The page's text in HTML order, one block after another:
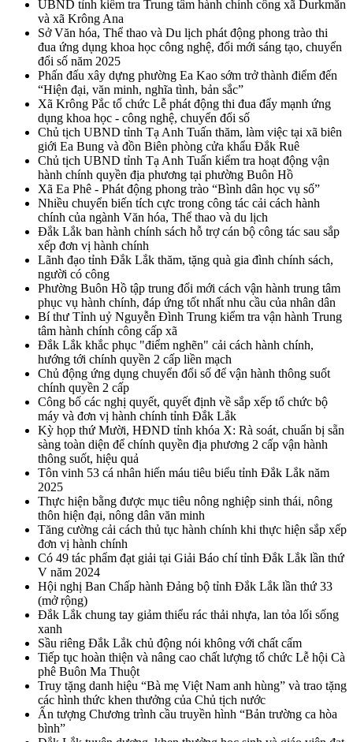
UBND tỉnh kiểm tra Trung tâm hành chính công xã Durkmăn
và xã Krông Ana
Sở Văn hóa, Thể thao và Du lịch phát động phong trào thi
đua ứng dụng khoa học công nghệ, đổi mới sáng tạo, chuyển
đổi số năm 2025
Phấn đấu xây dựng phường Ea Kao sớm trở thành điểm đến
“Hiện đại, văn minh, nghĩa tình, bản sắc”
Xã Krông Pắc tổ chức Lễ phát động thi đua đẩy mạnh ứng
dụng khoa học - công nghệ, chuyển đổi số
Chủ tịch UBND tỉnh Tạ Anh Tuấn thăm, làm việc tại xã biên
giới Ea Bung và đồn Biên phòng cửa khẩu Đắk Ruê
Chủ tịch UBND tỉnh Tạ Anh Tuấn kiểm tra hoạt động vận
hành chính quyền địa phương tại phường Buôn Hồ
Xã Ea Phê - Phát động phong trào “Bình dân học vụ số”
Nhiều chuyển biến tích cực trong công tác cải cách hành
chính của ngành Văn hóa, Thể thao và du lịch
Đắk Lắk ban hành chính sách hỗ trợ cán bộ công tác sau sắp
xếp đơn vị hành chính
Lãnh đạo tỉnh Đắk Lắk thăm, tặng quà gia đình chính sách,
người có công
Phường Buôn Hồ tập trung đổi mới cách vận hành trung tâm
phục vụ hành chính, đáp ứng tốt nhất nhu cầu của nhân dân
Bí thư Tỉnh uỷ Nguyễn Đình Trung kiểm tra vận hành Trung
tâm hành chính công cấp xã
Đắk Lắk khắc phục "điểm nghẽn" cải cách hành chính,
hướng tới chính quyền 2 cấp liền mạch
Chủ động ứng dụng chuyển đổi số để vận hành thông suốt
chính quyền 2 cấp
Công bố các nghị quyết, quyết định về sắp xếp tổ chức bộ
máy và đơn vị hành chính tỉnh Đắk Lắk
Kỳ họp thứ Mười, HĐND tỉnh khóa X: Rà soát, chuẩn bị sẵn
sàng toàn diện để chính quyền địa phương 2 cấp vận hành
thông suốt, hiệu quả
Tôn vinh 53 cá nhân hiến máu tiêu biểu tỉnh Đắk Lắk năm
2025
Thực hiện bằng được mục tiêu nông nghiệp sinh thái, nông
thôn hiện đại, nông dân văn minh
Tăng cường cải cách thủ tục hành chính khi thực hiện sắp xếp
đơn vị hành chính
Có 49 tác phẩm đạt giải tại Giải Báo chí tỉnh Đắk Lắk lần thứ
V năm 2024
Hội nghị Ban Chấp hành Đảng bộ tỉnh Đắk Lắk lần thứ 33
(mở rộng)
Đắk Lắk chung tay giảm thiểu rác thải nhựa, lan tỏa lối sống
xanh
Sầu riêng Đắk Lắk chủ động nói không với chất cấm
Tiếp tục hoàn thiện và nâng cao chất lượng tổ chức Lễ hội Cà
phê Buôn Ma Thuột
Truy tặng danh hiệu “Bà mẹ Việt Nam anh hùng” và trao tặng
các hình thức khen thưởng của Chủ tịch nước
Ấn tượng Chương trình cầu truyền hình “Bản trường ca hòa
bình”